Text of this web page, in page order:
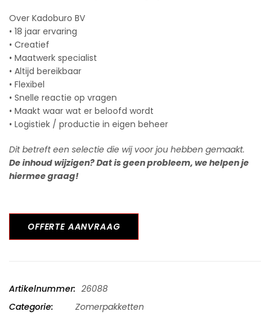
Over Kadoburo BV
• 18 jaar ervaring
• Creatief
• Maatwerk specialist
• Altijd bereikbaar
• Flexibel
• Snelle reactie op vragen
• Maakt waar wat er beloofd wordt
• Logistiek / productie in eigen beheer
Dit betreft een selectie die wij voor jou hebben gemaakt.
De inhoud wijzigen? Dat is geen probleem, we helpen je
hiermee graag!
OFFERTE AANVRAAG
Artikelnummer: 26088
Categorie:
Zomerpakketten